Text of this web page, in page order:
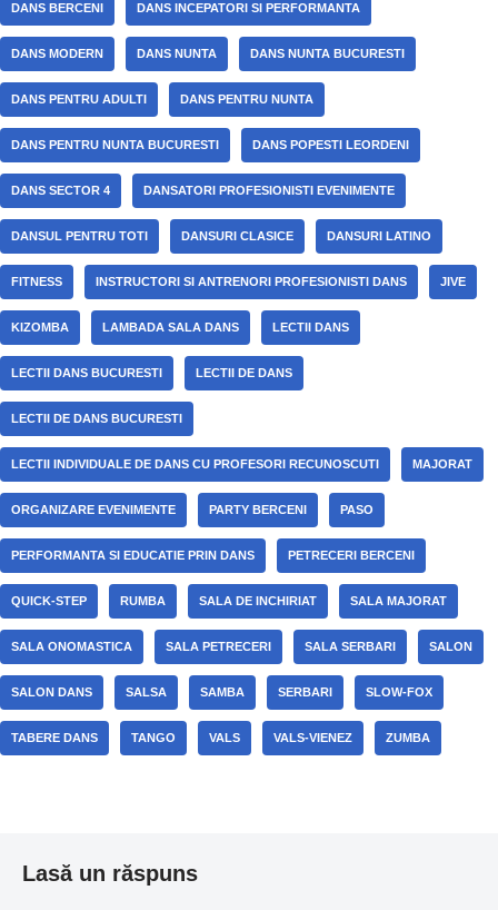
DANS BERCENI DANS INCEPATORI SI PERFORMANTA
DANS MODERN DANS NUNTA DANS NUNTA BUCURESTI
DANS PENTRU ADULTI DANS PENTRU NUNTA
DANS PENTRU NUNTA BUCURESTI DANS POPESTI LEORDENI
DANS SECTOR 4 DANSATORI PROFESIONISTI EVENIMENTE
DANSUL PENTRU TOTI DANSURI CLASICE DANSURI LATINO
FITNESS INSTRUCTORI SI ANTRENORI PROFESIONISTI DANS JIVE
KIZOMBA LAMBADA SALA DANS LECTII DANS
LECTII DANS BUCURESTI LECTII DE DANS
LECTII DE DANS BUCURESTI
LECTII INDIVIDUALE DE DANS CU PROFESORI RECUNOSCUTI MAJORAT
ORGANIZARE EVENIMENTE PARTY BERCENI PASO
PERFORMANTA SI EDUCATIE PRIN DANS PETRECERI BERCENI
QUICK-STEP RUMBA SALA DE INCHIRIAT SALA MAJORAT
SALA ONOMASTICA SALA PETRECERI SALA SERBARI SALON
SALON DANS SALSA SAMBA SERBARI SLOW-FOX
TABERE DANS TANGO VALS VALS-VIENEZ ZUMBA
Lasă un răspuns